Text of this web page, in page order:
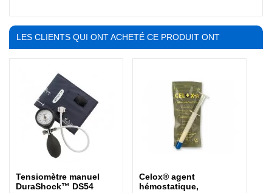
LES CLIENTS QUI ONT ACHETÉ CE PRODUIT ONT
Tensiomètre manuel
DuraShock™ DS54
Celox® agent
hémostatique,